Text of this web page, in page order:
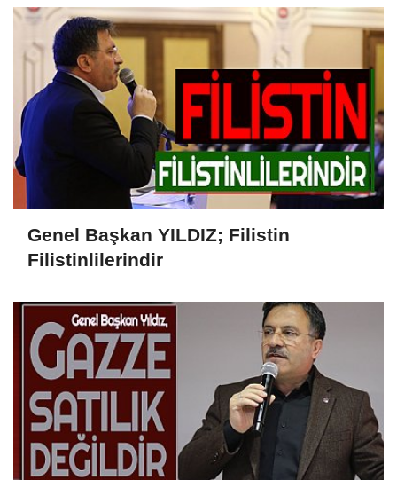
Genel Başkan YILDIZ; Filistin
Filistinlilerindir